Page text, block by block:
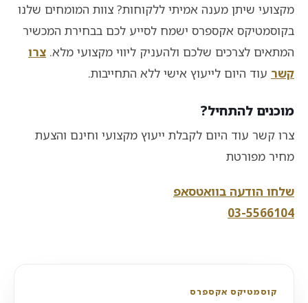
מקצועי שיתן מענה אמיתי ללקוחות? צוות המומחים שלנו
בקוסמטיקס אקספרס ישמח לסייע לכם בבחירת המכשיר
המתאים לצרכים שלכם ולהעניק ליווי מקצועי מלא. צרו
קשר עוד היום לייעוץ אישי ללא התחייבות.
מוכנים להתחיל?
צרו קשר עוד היום לקבלת ייעוץ מקצועי וחינם והצעת
מחיר מפורטת
שלחו הודעה בוואטסאפ
03-5566104
קוסמטיקס אקספרס